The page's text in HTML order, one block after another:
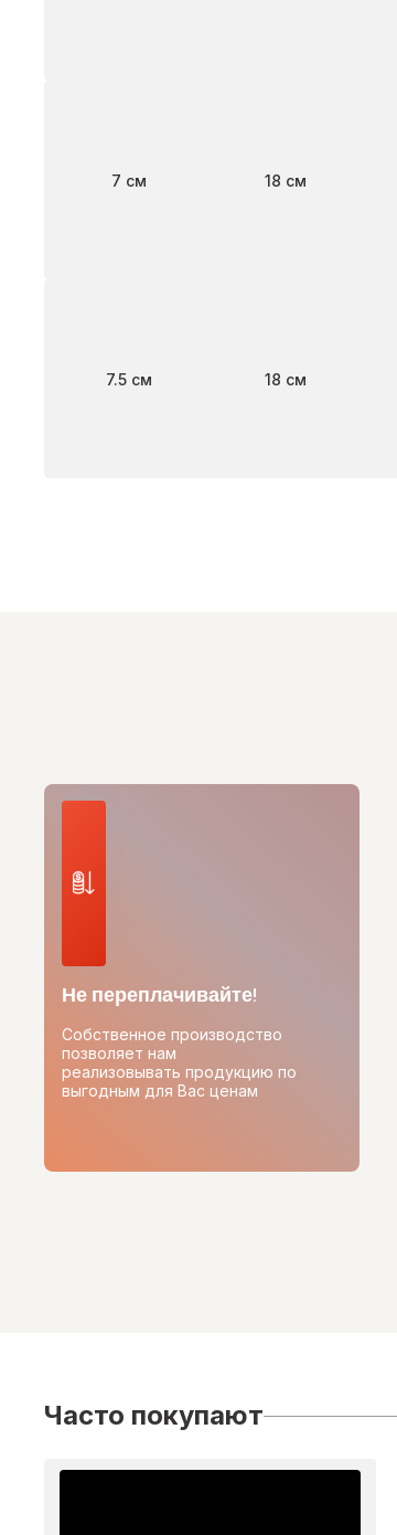
7 см 18 см
7.5 см 18 см
Не переплачивайте!
Собственное производство
позволяет нам
реализовывать продукцию по
выгодным для Вас ценам
Часто покупают